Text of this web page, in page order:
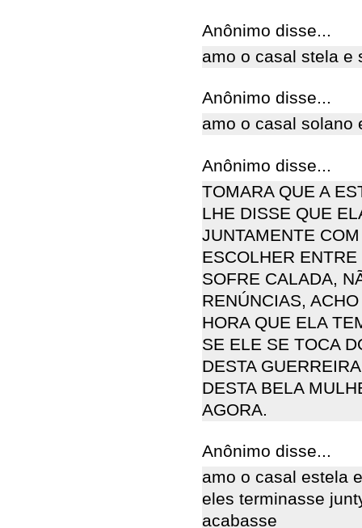
Anônimo disse...
amo o casal stela e
Anônimo disse...
amo o casal solano
Anônimo disse...
TOMARA QUE A
LHE DISSE QUE
JUNTAMENTE
ESCOLHER
SOFRE CALADA,
RENÚNCIAS,
HORA QUE ELA
SE ELE SE TOCA
DESTA
DESTA BELA
AGORA.
Anônimo disse...
amo o casal estela
eles terminasse
acabasse